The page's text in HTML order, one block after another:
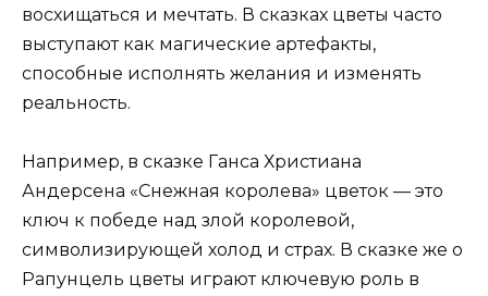
восхищаться и мечтать. В сказках цветы часто
выступают как магические артефакты,
способные исполнять желания и изменять
реальность.
Например, в сказке Ганса Христиана
Андерсена «Снежная королева» цветок — это
ключ к победе над злой королевой,
символизирующей холод и страх. В сказке же о
Рапунцель цветы играют ключевую роль в